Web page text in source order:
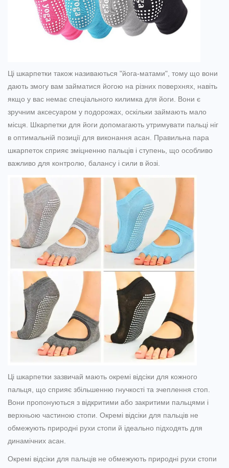
Ці шкарпетки також називаються "йога-матами", тому що вони
дають змогу вам займатися йогою на різних поверхнях, навіть
якщо у вас немає спеціального килимка для йоги. Вони є
зручним аксесуаром у подорожах, оскільки займають мало
місця. Шкарпетки для йоги допомагають утримувати пальці ніг
в оптимальній позиції для виконання асан. Правильна пара
шкарпеток сприяє зміцненню пальців і ступень, що особливо
важливо для контролю, балансу і сили в йозі.
Ці шкарпетки зазвичай мають окремі відсіки для кожного
пальця, що сприяє збільшенню гнучкості та зчеплення стоп.
Вони пропонуються з відкритими або закритими пальцями і
верхньою частиною стопи. Окремі відсіки для пальців не
обмежують природні рухи стопи й ідеально підходять для
динамічних асан.
Окремі відсіки для пальців не обмежують природні рухи стопи